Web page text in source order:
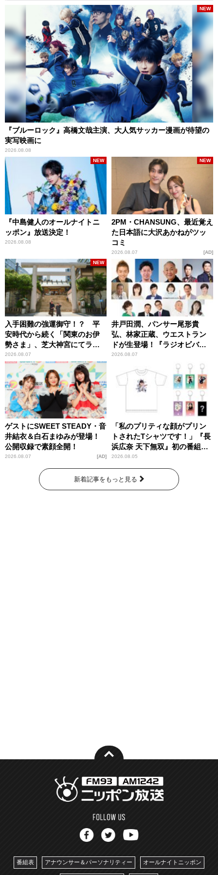
『ブルーロック』高橋文哉主演、大人気サッカー漫画が待望の
実写映画に
2026.08.08
NEW
『中島健人のオールナイトニ
ッポン』放送決定！
2026.08.08
NEW
2PM・CHANSUNG、最近覚え
た日本語に大沢あかねがツッ
コミ
2026.08.07
NEW
AD
入手困難の強運御守！？ 平
安時代から続く「関東のお伊
勢さま」、芝大神宮にてラン
パンプスが合格祈願！
2026.08.07
NEW
井戸田潤、パンサー尾形貴
弘、林家正蔵、ウエストラン
ドが生登場！『ラジオビバリ
ー昼ズ』
2026.08.07
ゲストにSWEET STEADY・音
井結衣＆白石まゆみが登場！
公開収録で素顔全開！
2026.08.07 AD
「私のプリティな顔がプリン
トされたTシャツです！」『長
浜広奈 天下無双』初の番組グ
ッズ発売
2026.08.05
新着記事をもっと見る
番組表 アナウンサー＆パーソナリティー オールナイトニッポン